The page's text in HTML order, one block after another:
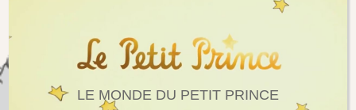
LE MONDE DU PETIT PRINCE